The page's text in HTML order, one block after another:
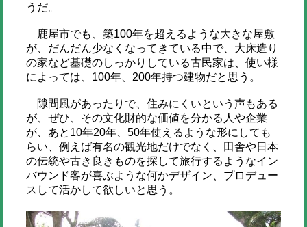
うだ。
鹿屋市でも、築100年を超えるような大きな屋敷
が、だんだん少なくなってきている中で、大床造り
の家など基礎のしっかりしている古民家は、使い様
によっては、100年、200年持つ建物だと思う。
隙間風があったりで、住みにくいという声もある
が、ぜひ、その文化財的な価値を分かる人や企業
が、あと10年20年、50年使えるような形にしても
らい、例えば有名の観光地だけでなく、田舎や日本
の伝統や古き良きものを探して旅行するようなイン
バウンド客が喜ぶような何かデザイン、プロデュー
スして活かして欲しいと思う。